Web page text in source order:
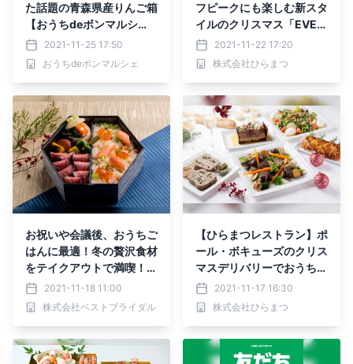
た話題の青森県産りんご箱
【おうちdeボンマルシ
ェ】2021-11-25 17:50
おうちdeボンマルシェ
フピークにも楽しむ新スタ
イルのクリスマス「EVER
YDAY is Christmas」～
いつもの今日がクリスマス
になる～
2021-11-22 17:20
株式会社ひらまつ
お祝いや会議後、おうちご
はんに最適！冬の贅沢食材
をテイクアウトで満喫！
『贅沢ズワイガニの蟹飯と
しあわせ絆牛のローストビ
ーフ弁当』期間限定販売
2021-11-18 11:00
株式会社ベストブライダル
【ひらまつレストラン】ポ
ール・ボキューズのクリス
マスデリバリーでおうちレ
ストランを楽しもう
2021-11-17 16:30
株式会社ひらまつ